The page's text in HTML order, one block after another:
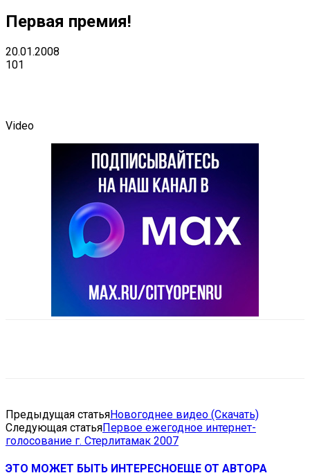
Первая премия!
20.01.2008
101
Video
Предыдущая статьяНовогоднее видео (Скачать)
Следующая статьяПервое ежегодное интернет-
голосование г. Стерлитамак 2007
ЭТО МОЖЕТ БЫТЬ ИНТЕРЕСНОЕЩЕ ОТ АВТОРА